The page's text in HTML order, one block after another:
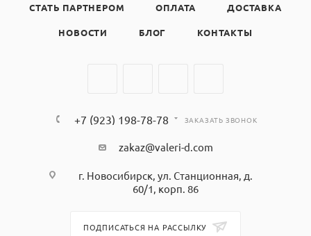
СТАТЬ ПАРТНЕРОМ ОПЛАТА ДОСТАВКА
НОВОСТИ БЛОГ КОНТАКТЫ
+7 (923) 198-78-78 ЗАКАЗАТЬ ЗВОНОК
zakaz@valeri-d.com
г. Новосибирск, ул. Станционная, д.
60/1, корп. 86
ПОДПИСАТЬСЯ НА РАССЫЛКУ